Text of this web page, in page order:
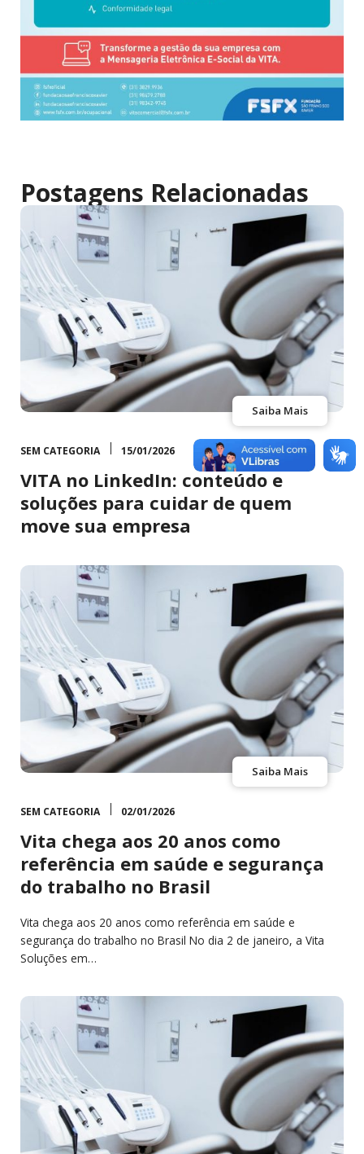
Postagens Relacionadas
Saiba Mais
SEM CATEGORIA 15/01/2026
VITA no LinkedIn: conteúdo e
soluções para cuidar de quem
move sua empresa
Saiba Mais
SEM CATEGORIA 02/01/2026
Vita chega aos 20 anos como
referência em saúde e segurança
do trabalho no Brasil
Vita chega aos 20 anos como referência em saúde e
segurança do trabalho no Brasil No dia 2 de janeiro, a Vita
Soluções em…